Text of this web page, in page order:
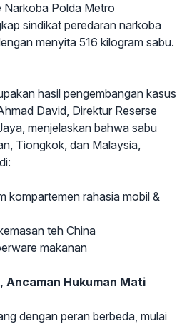
Narkoba Polda Metro
sindikat peredaran narkoba
menyita 516 kilogram sabu.
hasil pengembangan kasus
David, Direktur Reserse
menjelaskan bahwa sabu
Tiongkok, dan Malaysia,
kompartemen rahasia mobil &
teh China
makanan
Ancaman Hukuman Mati
dengan peran berbeda, mulai